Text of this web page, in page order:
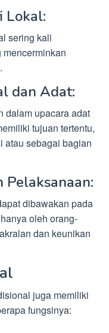
Lokal:
sering kali
dan Adat:
dalam upacara adat
tujuan tertentu,
atau sebagai bagian
Pelaksanaan:
dibawakan pada
oleh orang-
dan keunikan
juga memiliki
fungsinya: